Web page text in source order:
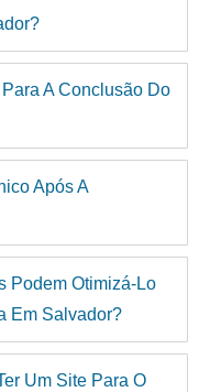
A Conclusão Do
Após A
Podem Otimizá-Lo
Em Salvador?
Um Site Para O